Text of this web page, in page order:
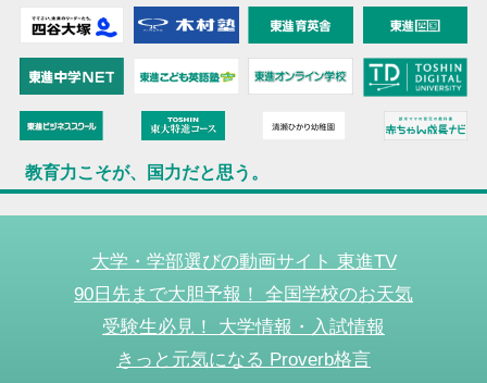
教育力こそが、国力だと思う。
大学・学部選びの動画サイト 東進TV
90日先まで大胆予報！ 全国学校のお天気
受験生必見！ 大学情報・入試情報
きっと元気になる Proverb格言